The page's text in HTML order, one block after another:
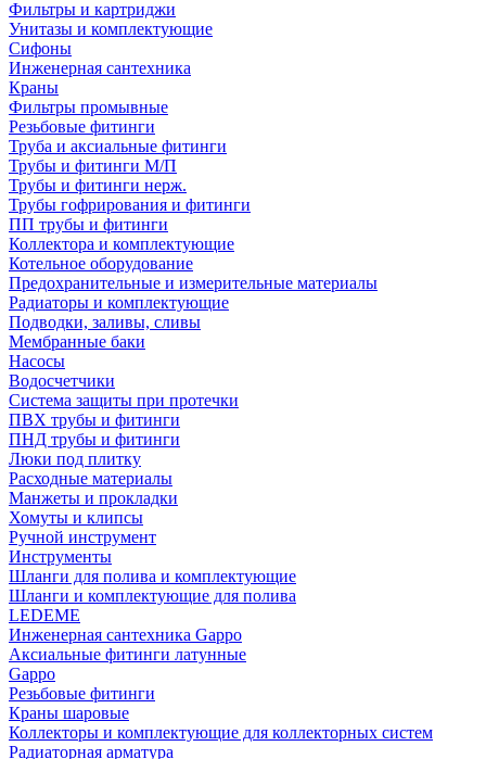
Фильтры и картриджи
Унитазы и комплектующие
Сифоны
Инженерная сантехника
Краны
Фильтры промывные
Резьбовые фитинги
Труба и аксиальные фитинги
Трубы и фитинги М/П
Трубы и фитинги нерж.
Трубы гофрирования и фитинги
ПП трубы и фитинги
Коллектора и комплектующие
Котельное оборудование
Предохранительные и измерительные материалы
Радиаторы и комплектующие
Подводки, заливы, сливы
Мембранные баки
Насосы
Водосчетчики
Система защиты при протечки
ПВХ трубы и фитинги
ПНД трубы и фитинги
Люки под плитку
Расходные материалы
Манжеты и прокладки
Хомуты и клипсы
Ручной инструмент
Инструменты
Шланги для полива и комплектующие
Шланги и комплектующие для полива
LEDEME
Инженерная сантехника Gappo
Аксиальные фитинги латунные
Gappo
Резьбовые фитинги
Краны шаровые
Коллекторы и комплектующие для коллекторных систем
Радиаторная арматура